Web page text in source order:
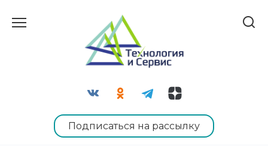
Подписаться на рассылку